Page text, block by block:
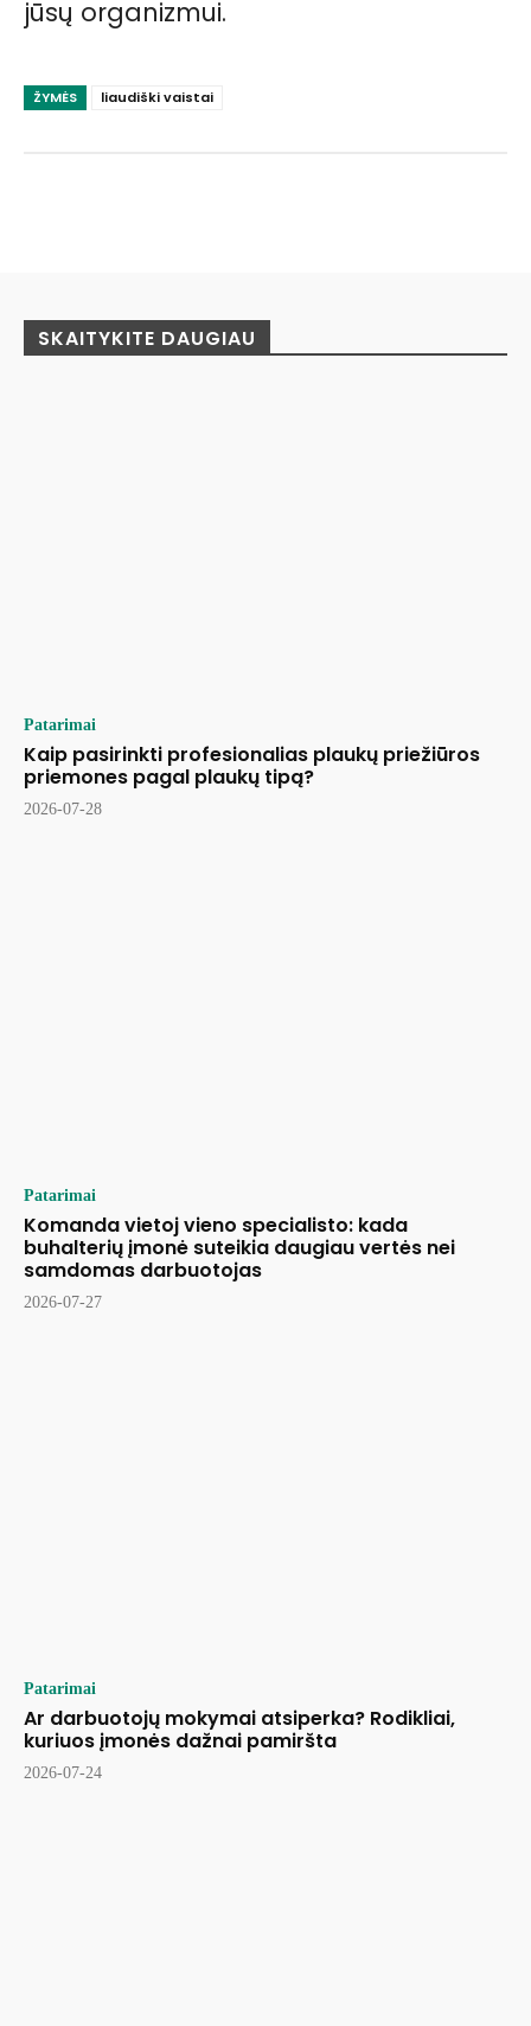
jūsų organizmui.
ŽYMĖS liaudiški vaistai
SKAITYKITE DAUGIAU
Patarimai
Kaip pasirinkti profesionalias plaukų priežiūros
priemones pagal plaukų tipą?
2026-07-28
Patarimai
Komanda vietoj vieno specialisto: kada
buhalterių įmonė suteikia daugiau vertės nei
samdomas darbuotojas
2026-07-27
Patarimai
Ar darbuotojų mokymai atsiperka? Rodikliai,
kuriuos įmonės dažnai pamiršta
2026-07-24